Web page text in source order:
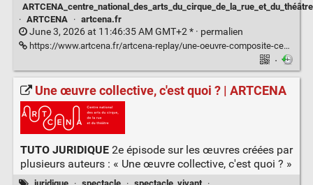
ARTCENA_centre_national_des_arts_du_cirque_de_la_rue_et_du_théâtre
· ARTCENA · artcena.fr
June 3, 2026 at 11:46:35 AM GMT+2 * · permalien
https://www.artcena.fr/artcena-replay/une-oeuvre-composite-cest-quoi
·
Une œuvre collective, c'est quoi ? | ARTCENA
TUTO JURIDIQUE2e épisode sur les œuvres créées par
plusieurs auteurs : « Une œuvre collective, c'est quoi ? »